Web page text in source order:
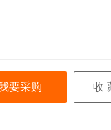
要采购 收